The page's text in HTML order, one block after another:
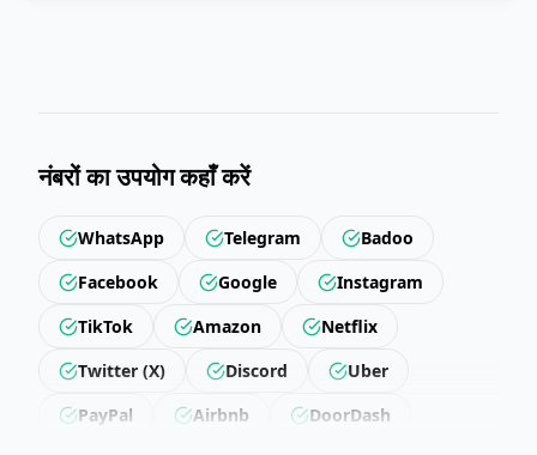
नंबरों का उपयोग कहाँ करें
WhatsApp Telegram
Badoo
Facebook
Google
Instagram
TikTok
Amazon
Netflix
Twitter (X)
Discord
Uber
PayPal
Airbnb
DoorDash